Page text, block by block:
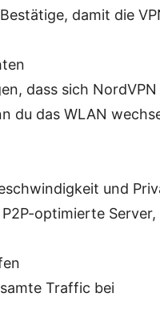
damit die
dass sich
du das WLAN
und
optimierte
Traffic bei